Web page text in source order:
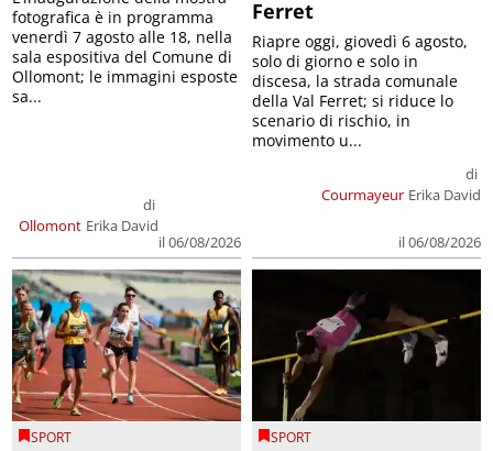
Ollomont
di
Erika David
il 06/08/2026
fotografica è in programma
venerdì 7 agosto alle 18, nella
sala espositiva del Comune di
Ollomont; le immagini esposte
sa...
Ferret
Courmayeur
di
Erika David
il 06/08/2026
Riapre oggi, giovedì 6 agosto,
solo di giorno e solo in
discesa, la strada comunale
della Val Ferret; si riduce lo
scenario di rischio, in
movimento u...
SPORT SPORT